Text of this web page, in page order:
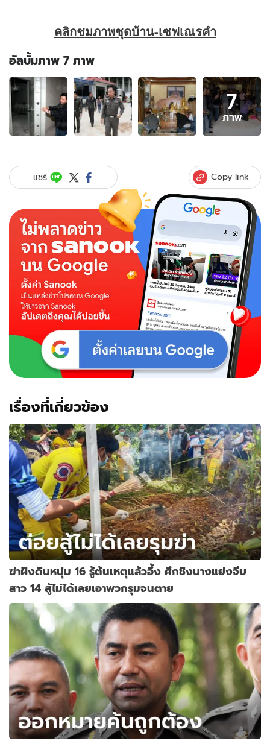
คลิกชมภาพชุดบ้าน-เซฟเณรคำ
อัลบั้มภาพ 7 ภาพ
อัลบั้ม
ภาพ
7
ภาพ
ของ
พร้อม
ปปง.
บ้าน
สุด
"เณร
คำ"
นิรภัย
7
ภาพ
แชร์ Copy link
เรื่องที่เกี่ยวข้อง
ฆ่าฝังดินหนุ่ม 16 รู้ต้นเหตุแล้วอึ้ง ศึกชิงนางแย่งจีบ
สาว 14 สู้ไม่ได้เลยเอาพวกรุมจนตาย